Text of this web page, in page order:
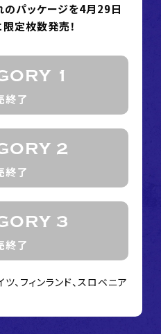
のパッケージを4月29日
定枚数発売！
1
終了
2
終了
3
終了
、フィンランド、スロベニア